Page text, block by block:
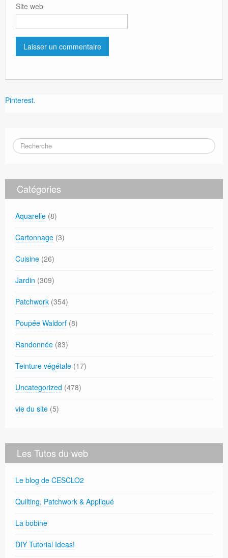
Site web
Pinterest.
Catégories
Aquarelle (8)
Cartonnage (3)
Cuisine (26)
Jardin (309)
Patchwork (354)
Poupée Waldorf (8)
Randonnée (83)
Teinture végétale (17)
Uncategorized (478)
vie du site (5)
Les Tutos du web
Le blog de CESCLO2
Quilting, Patchwork & Appliqué
La bobine
DIY Tutorial Ideas!